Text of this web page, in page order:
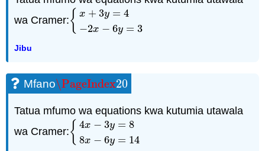
wa Cramer:{ x + 3y = 4
−2x − 6y = 3
{x + y =4− x−
Jibu
Mfano\PageIndex20
\PageIndex20
Tatua mfumo wa equations kwa kutumia utawala
wa Cramer:{ 4x − 3y = 8
8x − 6y = 14
{4 x− =8 −6